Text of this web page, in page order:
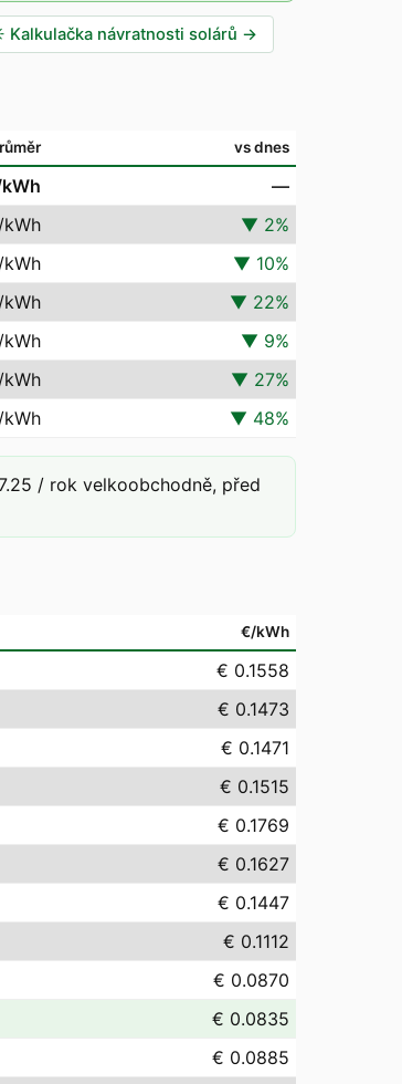
Kalkulačka návratnosti solárů →
vs dnes
—
/kWh ▼ 2%
/kWh ▼ 10%
/kWh ▼ 22%
/kWh ▼ 9%
/kWh ▼ 27%
/kWh ▼ 48%
/ rok velkoobchodně, před
€/kWh
€ 0.1558
€ 0.1473
€ 0.1471
€ 0.1515
€ 0.1769
€ 0.1627
€ 0.1447
€ 0.1112
€ 0.0870
€ 0.0835
€ 0.0885